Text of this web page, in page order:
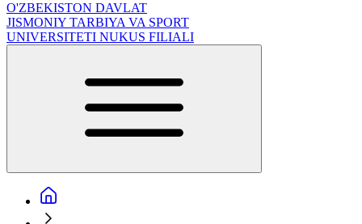
O'ZBEKISTON DAVLAT
JISMONIY TARBIYA VA SPORT
UNIVERSITETI NUKUS FILIALI